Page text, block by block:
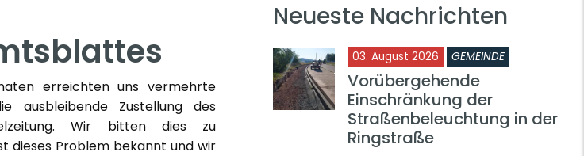
erreichten uns vermehrte
ausbleibende Zustellung des
Wir bitten dies zu
dieses Problem bekannt und wir
Neueste Nachrichten
03. August 2026 GEMEINDE
Vorübergehende
Einschränkung der
Straßenbeleuchtung in der
Ringstraße